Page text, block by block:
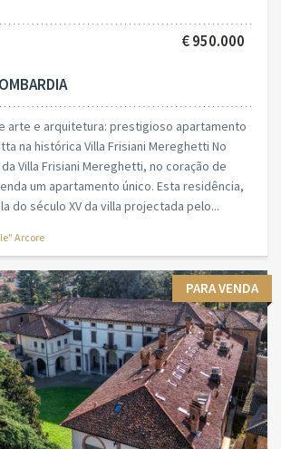
€ 950.000
arte e arquitetura: prestigioso apartamento
na histórica Villa Frisiani Mereghetti No
Villa Frisiani Mereghetti, no coração de
um apartamento único. Esta residência,
do século XV da villa projectada pelo...
Arcore
PARA VENDA